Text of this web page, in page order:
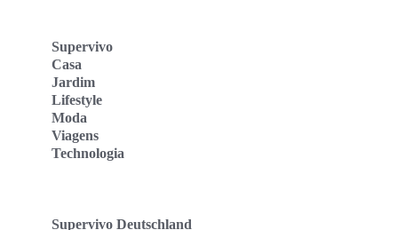
Supervivo
Casa
Jardim
Lifestyle
Moda
Viagens
Technologia
Supervivo Deutschland